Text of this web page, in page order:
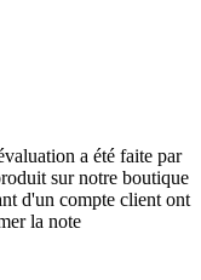
a été faite par
sur notre boutique
d'un compte client ont
la note